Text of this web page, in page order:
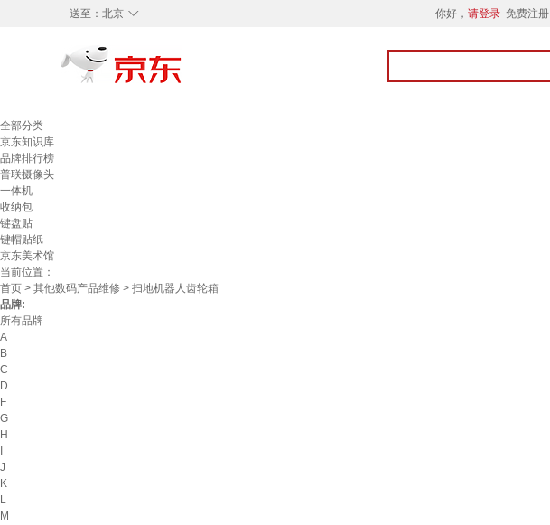
◇
送至： 北京 你好， 请登录 免费注册
全部分类
京东知识库
品牌排行榜
普联摄像头
一体机
收纳包
键盘贴
键帽贴纸
京东美术馆
当前位置：
首页 > 其他数码产品维修 > 扫地机器人齿轮箱
品牌:
所有品牌
A
B
C
D
F
G
H
J
K
L
M